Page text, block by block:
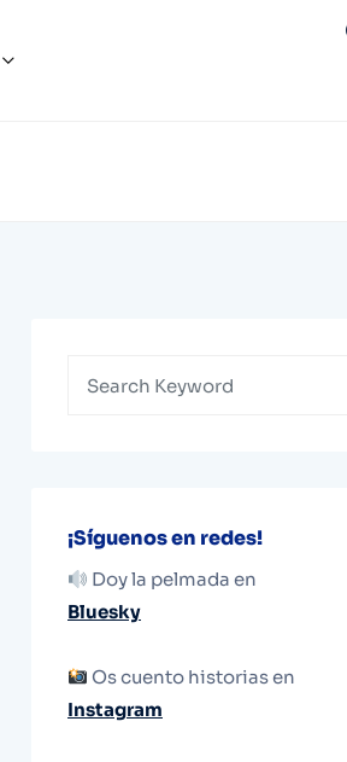
¡Síguenos en redes!
Doy la pelmada en
Bluesky
Os cuento historias en
Instagram